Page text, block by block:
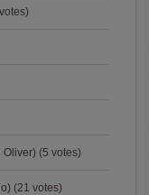
Oliver) (5 votes)
(21 votes)